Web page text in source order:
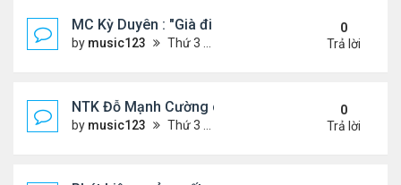
MC Kỳ Duyên : "Già đi cũng là một đặc ân"
by music123 Thứ 3 Tháng 7 28, 2026 4:54 pm
0
Trả lời
NTK Đỗ Mạnh Cường chi 100 triệu đồng thuê...
by music123 Thứ 3 Tháng 7 28, 2026 4:47 pm
0
Trả lời